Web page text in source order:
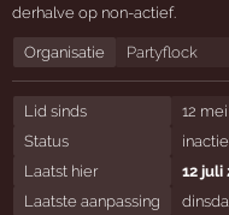
derhalve op non-actief.
Organisatie Partyflock
Lid sinds
12
Status
Laatst hier
12 juli
Laatste aanpassing